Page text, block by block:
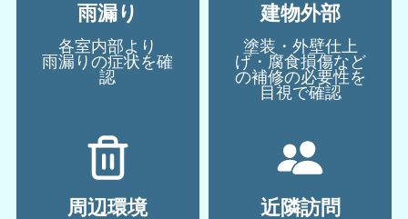
雨漏り
各室内部より
雨漏りの症状を確
認
建物外部
塗装・外壁仕上
げ・腐食損傷など
の補修の必要性を
目視で確認
周辺環境 近隣訪問